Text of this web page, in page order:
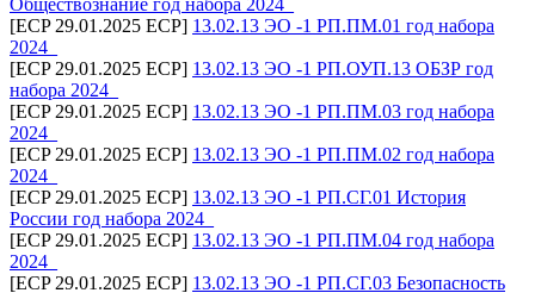
[ECP 29.01.2025 ECP] 13.02.13 ЭО -1 РП.ПМ.01 год набора
2024_
[ECP 29.01.2025 ECP] 13.02.13 ЭО -1 РП.ОУП.13 ОБЗР год
набора 2024_
[ECP 29.01.2025 ECP] 13.02.13 ЭО -1 РП.ПМ.03 год набора
2024_
[ECP 29.01.2025 ECP] 13.02.13 ЭО -1 РП.ПМ.02 год набора
2024_
[ECP 29.01.2025 ECP] 13.02.13 ЭО -1 РП.СГ.01 История
России год набора 2024_
[ECP 29.01.2025 ECP] 13.02.13 ЭО -1 РП.ПМ.04 год набора
2024_
[ECP 29.01.2025 ECP] 13.02.13 ЭО -1 РП.СГ.03 Безопасность